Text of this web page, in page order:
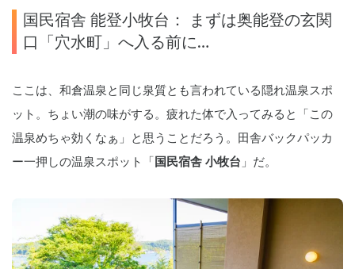
国民宿舎 能登小牧台： まずは奥能登の玄関
口「穴水町」へ入る前に…
ここは、和倉温泉と同じ泉質とも言われている隠れ温泉スポ
ット。ちょい潮の味がする。疲れた体で入ってみると「この
温泉めちゃ効くなぁ」と思うことだろう。田舎バックパッカ
ー一押しの温泉スポット「 国民宿舎 小牧台 」だ。